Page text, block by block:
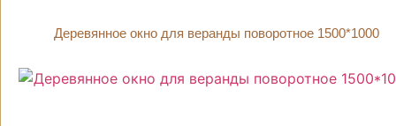
Деревянное окно для веранды поворотное 1500*1000